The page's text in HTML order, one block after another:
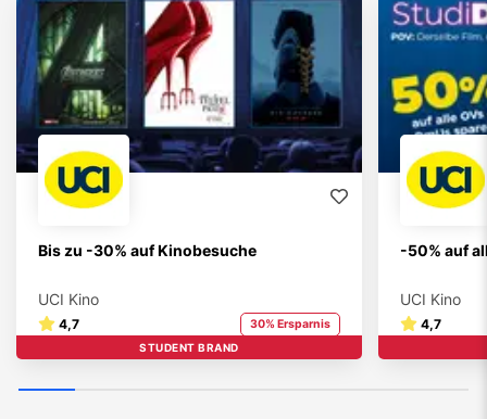
Bis zu -30% auf Kinobesuche
UCI Kino
4,7 30% Ersparnis
STUDENT BRAND
-50% auf
UCI Kino
4,7